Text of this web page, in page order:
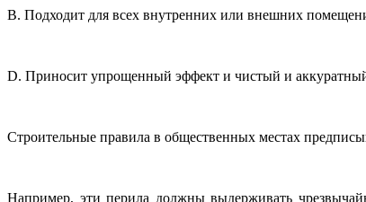
В. Подходит для всех внутренних или внешних
D. Приносит упрощенный эффект и чистый и
Строительные правила в общественных местах
Например, эти перила должны выдерживать